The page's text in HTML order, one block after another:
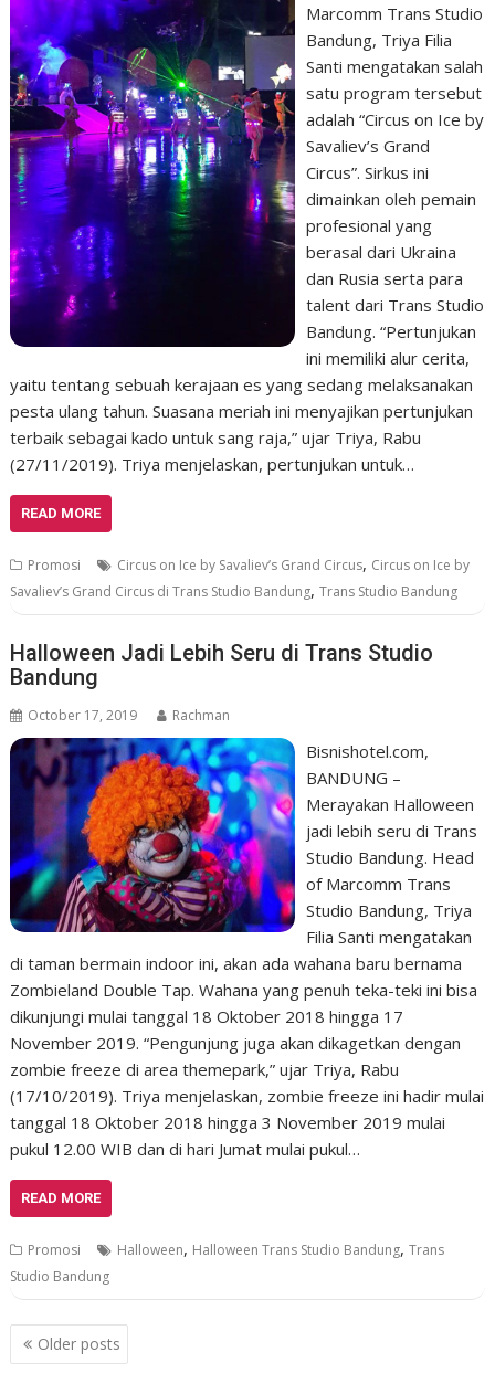
Marcomm Trans Studio
Bandung, Triya Filia
Santi mengatakan salah
satu program tersebut
adalah “Circus on Ice by
Savaliev’s Grand
Circus”. Sirkus ini
dimainkan oleh pemain
profesional yang
berasal dari Ukraina
dan Rusia serta para
talent dari Trans Studio
Bandung. “Pertunjukan
ini memiliki alur cerita,
yaitu tentang sebuah kerajaan es yang sedang melaksanakan
pesta ulang tahun. Suasana meriah ini menyajikan pertunjukan
terbaik sebagai kado untuk sang raja,” ujar Triya, Rabu
(27/11/2019). Triya menjelaskan, pertunjukan untuk…
READ MORE
Promosi Circus on Ice by Savaliev’s Grand Circus, Circus on Ice by
Savaliev’s Grand Circus di Trans Studio Bandung,Trans Studio Bandung
Halloween Jadi Lebih Seru di Trans Studio
Bandung
October 17, 2019 Rachman
Bisnishotel.com,
BANDUNG –
Merayakan Halloween
jadi lebih seru di Trans
Studio Bandung. Head
of Marcomm Trans
Studio Bandung, Triya
Filia Santi mengatakan
di taman bermain indoor ini, akan ada wahana baru bernama
Zombieland Double Tap. Wahana yang penuh teka-teki ini bisa
dikunjungi mulai tanggal 18 Oktober 2018 hingga 17
November 2019. “Pengunjung juga akan dikagetkan dengan
zombie freeze di area themepark,” ujar Triya, Rabu
(17/10/2019). Triya menjelaskan, zombie freeze ini hadir mulai
tanggal 18 Oktober 2018 hingga 3 November 2019 mulai
pukul 12.00 WIB dan di hari Jumat mulai pukul…
READ MORE
Promosi Halloween, Halloween Trans Studio Bandung,Trans
Studio Bandung
P Older posts